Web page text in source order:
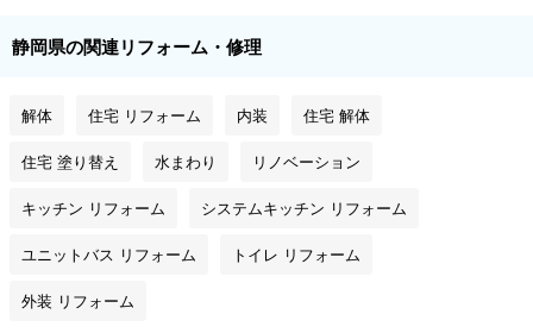
静岡県の関連リフォーム・修理
解体 住宅 リフォーム 内装 住宅 解体
住宅 塗り替え 水まわり リノベーション
キッチン リフォーム システムキッチン リフォーム
ユニットバス リフォーム トイレ リフォーム
外装 リフォーム